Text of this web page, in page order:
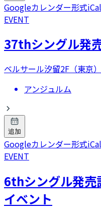
Googleカレンダー形式
EVENT
37thシングル発
ベルサール汐留2F（東京）
アンジュルム
追加
Googleカレンダー形式
EVENT
6thシングル発
イベント